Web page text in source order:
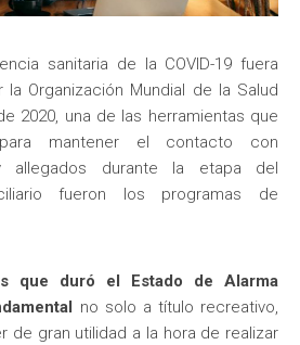
sanitaria de la COVID-19 fuera
Organización Mundial de la Salud
2020, una de las herramientas que
mantener el contacto con
allegados durante la etapa del
fueron los programas de
que duró el Estado de Alarma
no solo a título recreativo,
de gran utilidad a la hora de realizar